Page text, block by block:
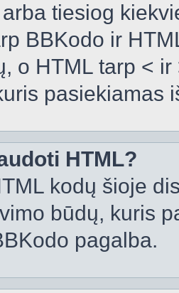
tiesiog
BBKodo ir
o HTML tarp <
pasiekiamas
HTML?
kodų šioje
būdų, kuris
pagalba.